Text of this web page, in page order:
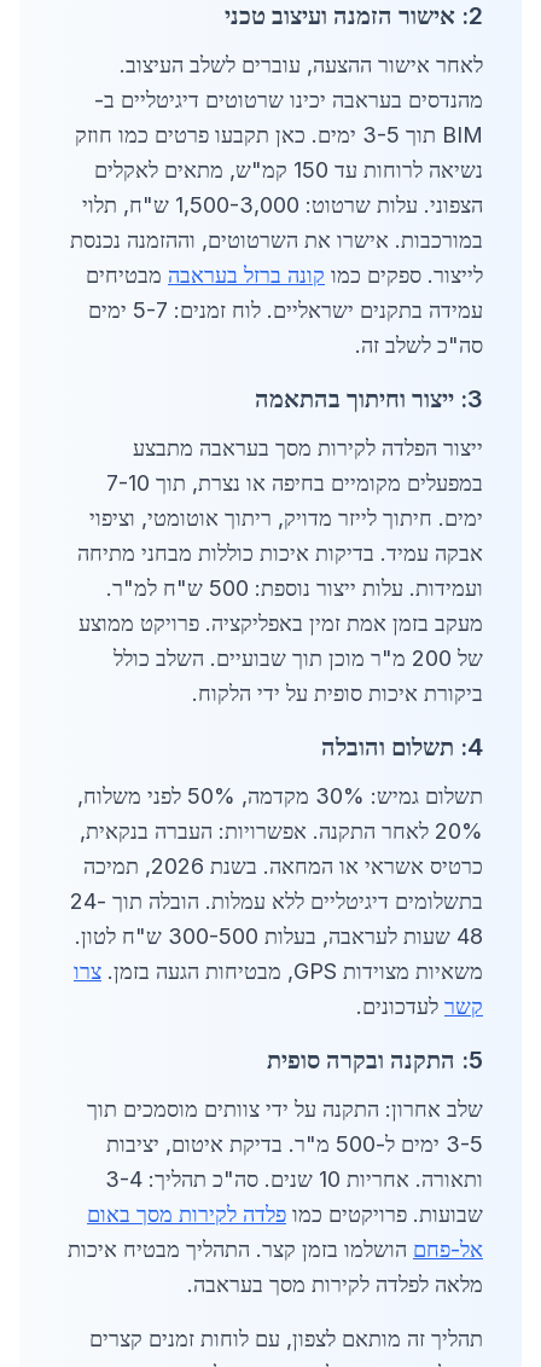
2: אישור הזמנה ועיצוב טכני
לאחר אישור ההצעה, עוברים לשלב העיצוב.
מהנדסים בעראבה יכינו שרטוטים דיגיטליים ב-
BIM תוך 3-5 ימים. כאן תקבעו פרטים כמו חוזק
נשיאה לרוחות עד 150 קמ"ש, מתאים לאקלים
הצפוני. עלות שרטוט: 1,500-3,000 ש"ח, תלוי
במורכבות. אישרו את השרטוטים, וההזמנה נכנסת
לייצור. ספקים כמו קונה ברזל בעראבה מבטיחים
עמידה בתקנים ישראליים. לוח זמנים: 5-7 ימים
סה"כ לשלב זה.
3: ייצור וחיתוך בהתאמה
ייצור הפלדה לקירות מסך בעראבה מתבצע
במפעלים מקומיים בחיפה או נצרת, תוך 7-10
ימים. חיתוך לייזר מדויק, ריתוך אוטומטי, וציפוי
אבקה עמיד. בדיקות איכות כוללות מבחני מתיחה
ועמידות. עלות ייצור נוספת: 500 ש"ח למ"ר.
מעקב בזמן אמת זמין באפליקציה. פרויקט ממוצע
של 200 מ"ר מוכן תוך שבועיים. השלב כולל
ביקורת איכות סופית על ידי הלקוח.
4: תשלום והובלה
תשלום גמיש: 30% מקדמה, 50% לפני משלוח,
20% לאחר התקנה. אפשרויות: העברה בנקאית,
כרטיס אשראי או המחאה. בשנת 2026, תמיכה
בתשלומים דיגיטליים ללא עמלות. הובלה תוך 24-
48 שעות לעראבה, בעלות 300-500 ש"ח לטון.
משאיות מצוידות GPS, מבטיחות הגעה בזמן.
צרו
קשר לעדכונים.
5: התקנה ובקרה סופית
שלב אחרון: התקנה על ידי צוותים מוסמכים תוך
3-5 ימים ל-500 מ"ר. בדיקת איטום, יציבות
ותאורה. אחריות 10 שנים. סה"כ תהליך: 3-4
שבועות. פרויקטים כמו פלדה לקירות מסך באום
אל-פחם הושלמו בזמן קצר. התהליך מבטיח איכות
מלאה לפלדה לקירות מסך בעראבה.
תהליך זה מותאם לצפון, עם לוחות זמנים קצרים